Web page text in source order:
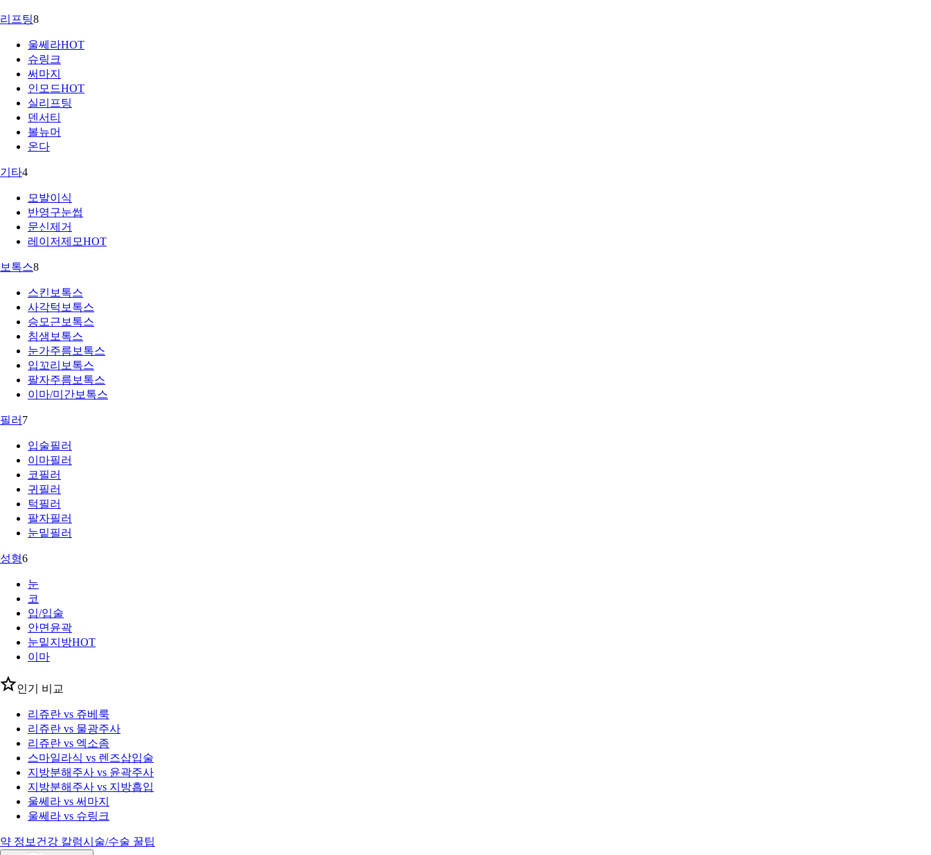
리프팅8
울쎄라HOT
슈링크
써마지
인모드HOT
실리프팅
덴서티
볼뉴머
온다
기타4
모발이식
반영구눈썹
문신제거
레이저제모HOT
보톡스8
스킨보톡스
사각턱보톡스
승모근보톡스
침샘보톡스
눈가주름보톡스
입꼬리보톡스
팔자주름보톡스
이마/미간보톡스
필러 7
입술필러
이마필러
코필러
귀필러
턱필러
팔자필러
눈밑필러
성형6
눈
코
입/입술
안면윤곽
눈밑지방HOT
이마
인기 비교
리쥬란 vs 쥬베룩
리쥬란 vs 물광주사
리쥬란 vs 엑소좀
스마일라식 vs 렌즈삽입술
지방분해주사 vs 윤곽주사
지방분해주사 vs 지방흡입
울쎄라 vs 써마지
울쎄라 vs 슈링크
약 정보 건강 칼럼시술/수술 꿀팁